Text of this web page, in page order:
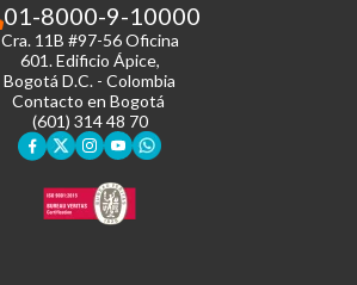
01-8000-9-10000
Cra. 11B #97-56 Oficina
601.Edificio Ápice,
Bogotá D.C. - Colombia
Contacto en Bogotá
(601) 314 48 70